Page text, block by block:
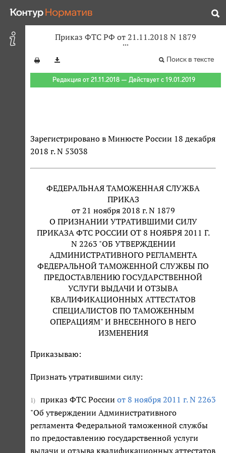
Приказ ФТС РФ от 21.11.2018 N 1879
Поиск в тексте
Редакция от 21.11.2018 — Действует с 19.01.2019
Зарегистрировано в Минюсте России 18 декабря
2018 г. N 53038
ФЕДЕРАЛЬНАЯ ТАМОЖЕННАЯ СЛУЖБА
ПРИКАЗ
от 21 ноября 2018 г. N 1879
О ПРИЗНАНИИ УТРАТИВШИМИ СИЛУ
ПРИКАЗА ФТС РОССИИ ОТ 8 НОЯБРЯ 2011 Г.
N 2263 "ОБ УТВЕРЖДЕНИИ
АДМИНИСТРАТИВНОГО РЕГЛАМЕНТА
ФЕДЕРАЛЬНОЙ ТАМОЖЕННОЙ СЛУЖБЫ ПО
ПРЕДОСТАВЛЕНИЮ ГОСУДАРСТВЕННОЙ
УСЛУГИ ВЫДАЧИ И ОТЗЫВА
КВАЛИФИКАЦИОННЫХ АТТЕСТАТОВ
СПЕЦИАЛИСТОВ ПО ТАМОЖЕННЫМ
ОПЕРАЦИЯМ" И ВНЕСЕННОГО В НЕГО
ИЗМЕНЕНИЯ
Приказываю:
Признать утратившими силу:
1) приказ ФТС России от 8 ноября 2011 г. N 2263
"Об утверждении Административного
регламента Федеральной таможенной службы
по предоставлению государственной услуги
выдачи и отзыва квалификационных аттестатов